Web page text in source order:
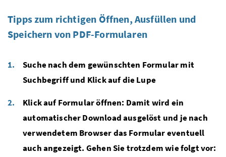
Tipps zum richtigen Öffnen, Ausfüllen und
Speichern von PDF-Formularen
Suche nach dem gewünschten Formular mit
Suchbegriff und Klick auf die Lupe
Klick auf Formular öffnen: Damit wird ein
automatischer Download ausgelöst und je nach
verwendetem Browser das Formular eventuell
auch angezeigt. Gehen Sie trotzdem wie folgt vor: